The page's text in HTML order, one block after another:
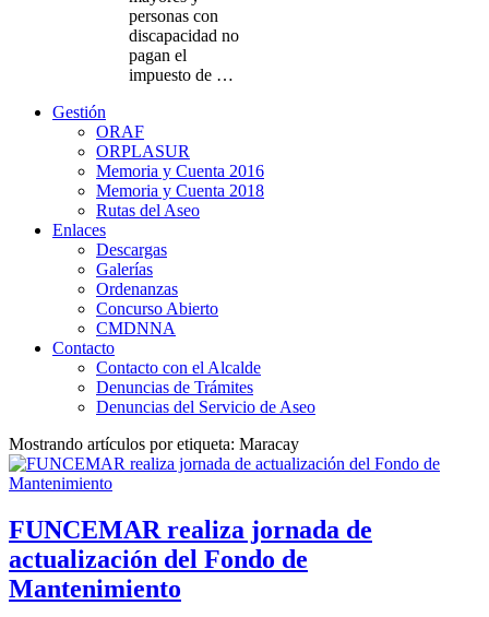
personas con
discapacidad no
pagan el
impuesto de …
Gestión
ORAF
ORPLASUR
Memoria y Cuenta 2016
Memoria y Cuenta 2018
Rutas del Aseo
Enlaces
Descargas
Galerías
Ordenanzas
Concurso Abierto
CMDNNA
Contacto
Contacto con el Alcalde
Denuncias de Trámites
Denuncias del Servicio de Aseo
Mostrando artículos por etiqueta: Maracay
FUNCEMAR realiza jornada de
actualización del Fondo de
Mantenimiento